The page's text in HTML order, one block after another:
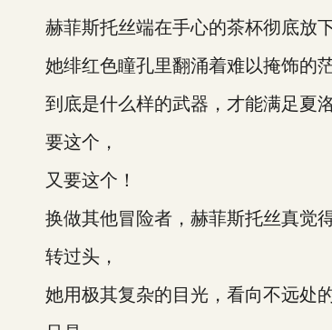
赫菲斯托丝端在手心的茶杯彻底放下
她绯红色瞳孔里翻涌着难以掩饰的茫
到底是什么样的武器，才能满足夏洛
要这个，
又要这个！
换做其他冒险者，赫菲斯托丝真觉得
转过头，
她用极其复杂的目光，看向不远处的